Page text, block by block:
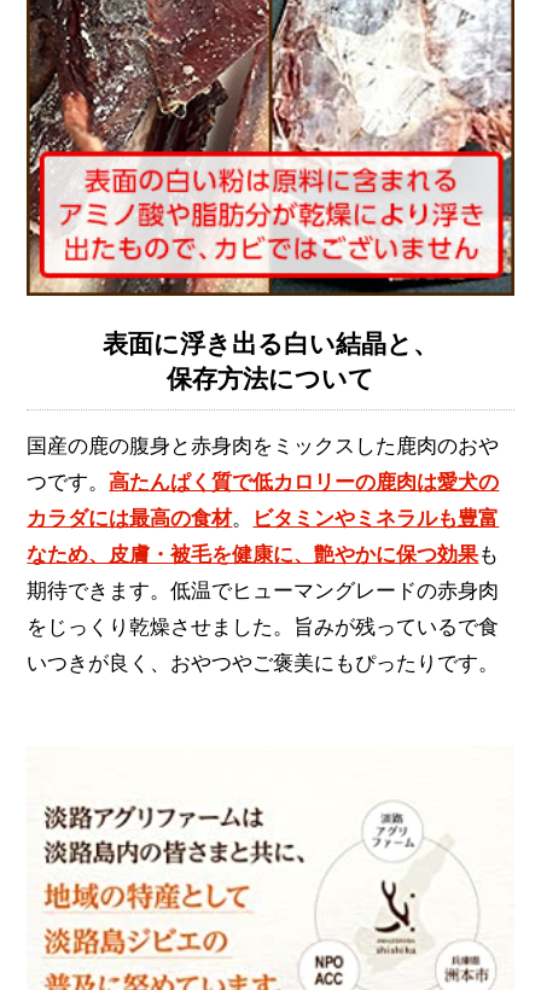
表面に浮き出る白い結晶と、
保存方法について
国産の鹿の腹身と赤身肉をミックスした鹿肉のおや
つです。 高たんぱく質で低カロリーの鹿肉は愛犬の
カラダには最高の食材。
ビタミンやミネラルも豊富
なため、皮膚・被毛を健康に、艶やかに保つ効果も
期待できます。低温でヒューマングレードの赤身肉
をじっくり乾燥させました。旨みが残っているで食
いつきが良く、おやつやご褒美にもぴったりです。